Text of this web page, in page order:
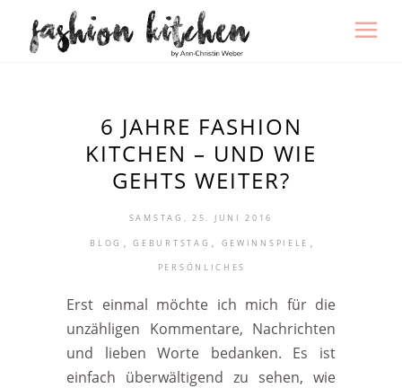
6 JAHRE FASHION
KITCHEN – UND WIE
GEHTS WEITER?
SAMSTAG, 25. JUNI 2016
BLOG , GEBURTSTAG , GEWINNSPIELE ,
PERSÖNLICHES
Erst einmal möchte ich mich für die
unzähligen Kommentare, Nachrichten
und lieben Worte bedanken. Es ist
einfach überwältigend zu sehen, wie